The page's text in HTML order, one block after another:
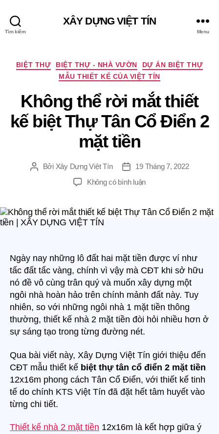
Tìm kiếm
XÂY DỰNG VIỆT TÍN
Menu
C
h
y
ê
n
m
ụ
BIỆT THỰ BIỆT THỰ - NHÀ VƯỜN
DỰ ÁN BIỆT THỰ
MẪU THIẾT KẾ CỦA VIỆT TÍN
Không thể rời mắt thiết
kế biệt Thự Tân Cổ Điển 2
mặt tiền
T
i
ả
Bởi Xây Dựng Việt Tín
N
g
đ
19 Tháng 7, 2022
Không có bình luậnở
ô
h
ể
r
ờ
m
ắ
h
i
k
i
Ngày nay những lô đất hai mặt tiền được ví như
tấc đất tấc vàng, chính vì vậy mà CĐT khi sở hữu
nó đề vô cùng trân quý và muốn xây dựng một
ngôi nhà hoàn hảo trên chính mảnh đất này. Tuy
nhiên, so với những ngôi nhà 1 mặt tiền thông
thường, thiết kế nhà 2 mặt tiền đòi hỏi nhiều hơn ở
sự sáng tạo trong từng đường nét.
Qua bài viết này, Xây Dựng Việt Tín giới thiệu đến
CĐT mẫu thiết kế biệt thự tân cổ điển 2 mặt tiền
12x16m phong cách Tân Cổ Điển, với thiết kế tinh
tế do chính KTS Việt Tín đã đặt hết tâm huyết vào
từng chi tiết.
Thiết kế nhà 2 mặt tiền 12x16m là kết hợp giữa ý